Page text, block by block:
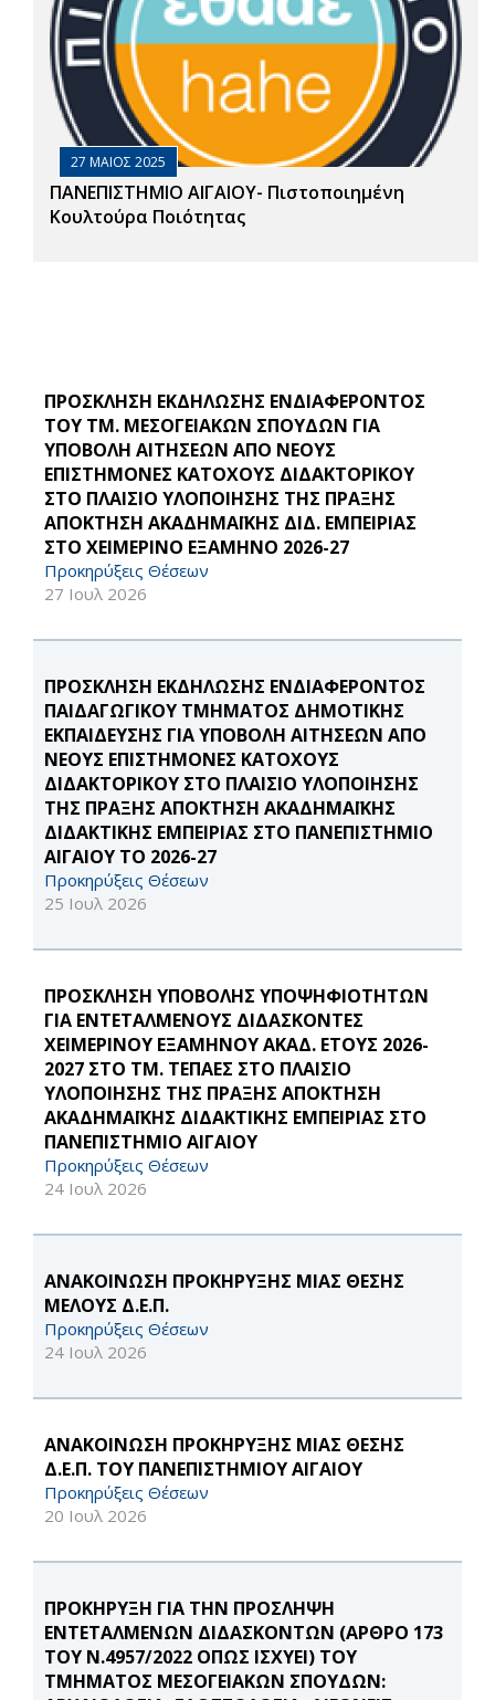
27 ΜΑΙΟΣ 2025
ΠΑΝΕΠΙΣΤΗΜΙΟ ΑΙΓΑΙΟΥ- Πιστοποιημένη
Κουλτούρα Ποιότητας
ΠΡΟΣΚΛΗΣΗ ΕΚΔΗΛΩΣΗΣ ΕΝΔΙΑΦΕΡΟΝΤΟΣ
ΤΟΥ ΤΜ. ΜΕΣΟΓΕΙΑΚΩΝ ΣΠΟΥΔΩΝ ΓΙΑ
ΥΠΟΒΟΛΗ ΑΙΤΗΣΕΩΝ ΑΠΟ ΝΕΟΥΣ
ΕΠΙΣΤΗΜΟΝΕΣ ΚΑΤΟΧΟΥΣ ΔΙΔΑΚΤΟΡΙΚΟΥ
ΣΤΟ ΠΛΑΙΣΙΟ ΥΛΟΠΟΙΗΣΗΣ ΤΗΣ ΠΡΑΞΗΣ
ΑΠΟΚΤΗΣΗ ΑΚΑΔΗΜΑΪΚΗΣ ΔΙΔ. ΕΜΠΕΙΡΙΑΣ
ΣΤΟ ΧΕΙΜΕΡΙΝΟ ΕΞΑΜΗΝΟ 2026-27
Προκηρύξεις Θέσεων
27 Ιουλ 2026
ΠΡΟΣΚΛΗΣΗ ΕΚΔΗΛΩΣΗΣ ΕΝΔΙΑΦΕΡΟΝΤΟΣ
ΠΑΙΔΑΓΩΓΙΚΟΥ ΤΜΗΜΑΤΟΣ ΔΗΜΟΤΙΚΗΣ
ΕΚΠΑΙΔΕΥΣΗΣ ΓΙΑ ΥΠΟΒΟΛΗ ΑΙΤΗΣΕΩΝ ΑΠΟ
ΝΕΟΥΣ ΕΠΙΣΤΗΜΟΝΕΣ ΚΑΤΟΧΟΥΣ
ΔΙΔΑΚΤΟΡΙΚΟΥ ΣΤΟ ΠΛΑΙΣΙΟ ΥΛΟΠΟΙΗΣΗΣ
ΤΗΣ ΠΡΑΞΗΣ ΑΠΟΚΤΗΣΗ ΑΚΑΔΗΜΑΪΚΗΣ
ΔΙΔΑΚΤΙΚΗΣ ΕΜΠΕΙΡΙΑΣ ΣΤΟ ΠΑΝΕΠΙΣΤΗΜΙΟ
ΑΙΓΑΙΟΥ ΤΟ 2026-27
Προκηρύξεις Θέσεων
25 Ιουλ 2026
ΠΡΟΣΚΛΗΣΗ ΥΠΟΒΟΛΗΣ ΥΠΟΨΗΦΙΟΤΗΤΩΝ
ΓΙΑ ΕΝΤΕΤΑΛΜΕΝΟΥΣ ΔΙΔΑΣΚΟΝΤΕΣ
ΧΕΙΜΕΡΙΝΟΥ ΕΞΑΜΗΝΟΥ ΑΚΑΔ. ΕΤΟΥΣ 2026-
2027 ΣΤΟ ΤΜ. ΤΕΠΑΕΣ ΣΤΟ ΠΛΑΙΣΙΟ
ΥΛΟΠΟΙΗΣΗΣ ΤΗΣ ΠΡΑΞΗΣ ΑΠΟΚΤΗΣΗ
ΑΚΑΔΗΜΑΪΚΗΣ ΔΙΔΑΚΤΙΚΗΣ ΕΜΠΕΙΡΙΑΣ ΣΤΟ
ΠΑΝΕΠΙΣΤΗΜΙΟ ΑΙΓΑΙΟΥ
Προκηρύξεις Θέσεων
24 Ιουλ 2026
ΑΝΑΚΟΙΝΩΣΗ ΠΡΟΚΗΡΥΞΗΣ ΜΙΑΣ ΘΕΣΗΣ
ΜΕΛΟΥΣ Δ.Ε.Π.
Προκηρύξεις Θέσεων
24 Ιουλ 2026
ΑΝΑΚΟΙΝΩΣΗ ΠΡΟΚΗΡΥΞΗΣ ΜΙΑΣ ΘΕΣΗΣ
Δ.Ε.Π. ΤΟΥ ΠΑΝΕΠΙΣΤΗΜΙΟΥ ΑΙΓΑΙΟΥ
Προκηρύξεις Θέσεων
20 Ιουλ 2026
ΠΡΟΚΗΡΥΞΗ ΓΙΑ ΤΗΝ ΠΡΟΣΛΗΨΗ
ΕΝΤΕΤΑΛΜΕΝΩΝ ΔΙΔΑΣΚΟΝΤΩΝ (ΑΡΘΡΟ 173
ΤΟΥ Ν.4957/2022 ΟΠΩΣ ΙΣΧΥΕΙ) ΤΟΥ
ΤΜΗΜΑΤΟΣ ΜΕΣΟΓΕΙΑΚΩΝ ΣΠΟΥΔΩΝ: